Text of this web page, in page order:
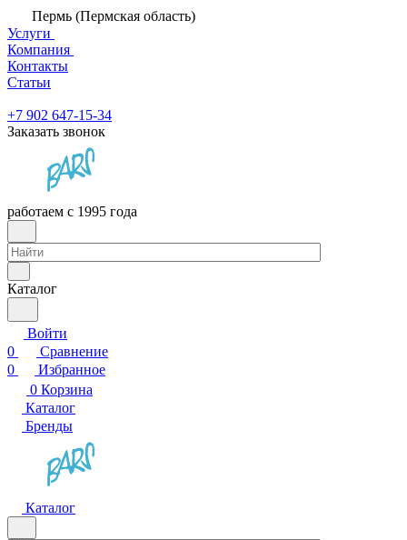
Пермь (Пермская область)
Услуги
Компания
Контакты
Статьи
+7 902 647-15-34
Заказать звонок
работаем с 1995 года
Каталог
Войти
0
Сравнение
0
Избранное
0 Корзина
Каталог
Бренды
Каталог